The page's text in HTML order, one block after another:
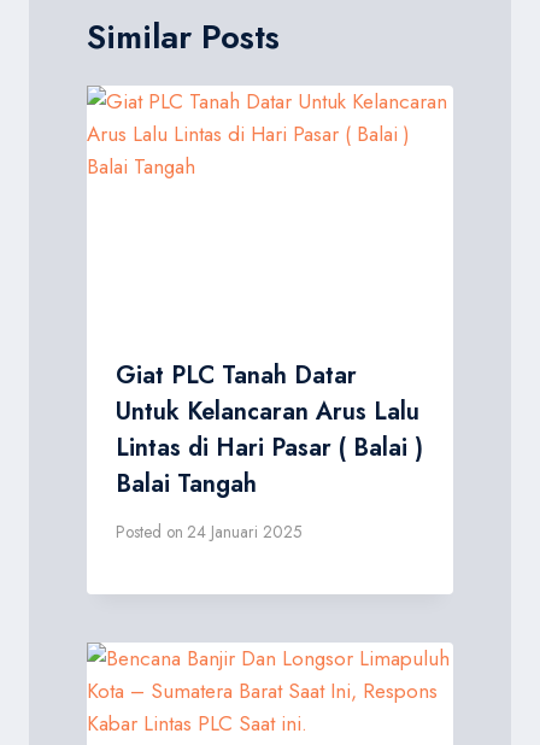
Similar Posts
Giat PLC Tanah Datar
Untuk Kelancaran Arus Lalu
Lintas di Hari Pasar ( Balai )
Balai Tangah
Posted on 24 Januari 2025